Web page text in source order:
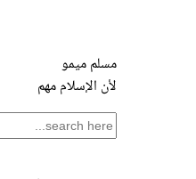
مسلم ميمو
لأن الإسلام مهم
S
e